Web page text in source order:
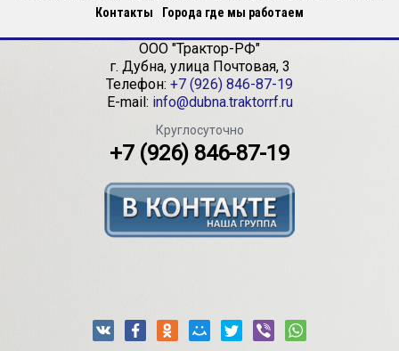
Контакты
Города где мы работаем
ООО "Трактор-РФ"
г. Дубна, улица Почтовая, 3
Телефон: +7 (926) 846-87-19
E-mail: info@dubna.traktorrf.ru
Круглосуточно
+7 (926) 846-87-19